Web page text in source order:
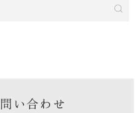
い合わせ